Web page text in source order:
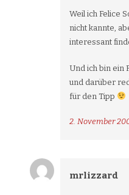
Weil ich Felice
nicht kannte,
interessant
Und ich bin ein
und darüber
für den Tipp
2. November
mrlizzard